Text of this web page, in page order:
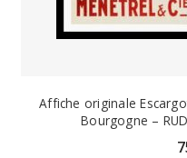
Affiche originale
Bourgogne –